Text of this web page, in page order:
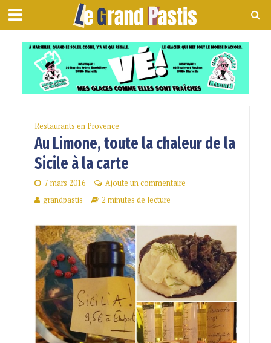
Restaurants en Provence
Au Limone, toute la chaleur de la
Sicile à la carte
7 mars 2016
Ajoute un commentaire
grandpastis
2 minutes de lecture